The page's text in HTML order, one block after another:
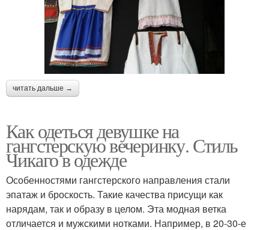
читать дальше →
Как одеться девушке на
гангстерскую вечеринку. Стиль
Чикаго в одежде
Особенностями гангстерского направления стали
эпатаж и броскость. Такие качества присущи как
нарядам, так и образу в целом. Эта модная ветка
отличается и мужскими нотками. Например, в 20-30-е